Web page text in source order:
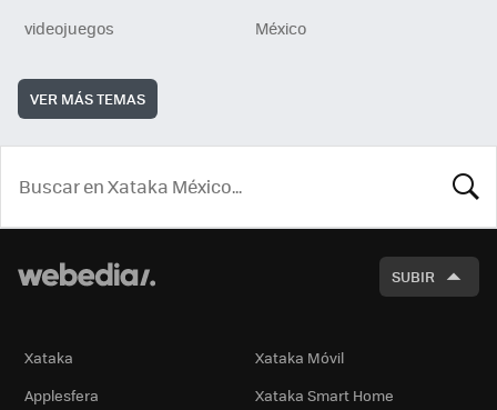
videojuegos
México
VER MÁS TEMAS
SUBIR
Xataka
Xataka Móvil
Applesfera
Xataka Smart Home